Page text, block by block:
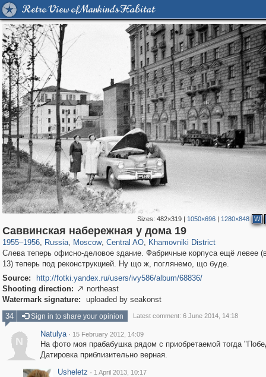
Retro View of Mankind's Habitat
Sizes: 482×319| 1050×696| 1280×848 W
Саввинская набережная у дома 19
1955–1956, Russia
1,407,253 29,248
, Moscow
319,878 8,286
, Central AO
160,021 5,916
, Khamovniki District
19,395 722
Слева теперь офисно-деловое здание. Фабричные корпуса ещё левее
13) теперь под реконструкцией. Ну що ж, поглянемо, що буде.
Source:
http://fotki.yandex.ru/users/ivy586/album/68836/
Shooting direction:  northeast
Watermark signature:
uploaded by seakonst
34
Sign in to share your opinion Latest comment: 6 June 2014, 14:18
N
Natulya · 15 February 2012, 14:09
На фото моя прабабушка рядом с приобретаемой тогда
Датировка приблизительно верная.
Usheletz · 1 April 2013, 10:17